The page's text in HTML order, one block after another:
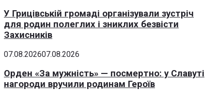
У Грицівській громаді організували зустріч
для родин полеглих і зниклих безвісти
Захисників
07.08.202607.08.2026
Орден «За мужність» — посмертно: у Славуті
нагороди вручили родинам Героїв